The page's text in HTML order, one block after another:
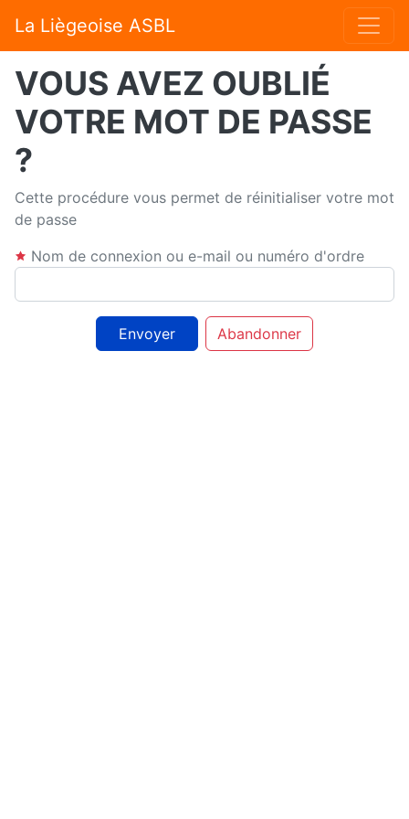
La Liègeoise ASBL
VOUS AVEZ OUBLIÉ
VOTRE MOT DE PASSE
?
Cette procédure vous permet de réinitialiser votre mot
de passe
Nom de connexion ou e-mail ou numéro d'ordre
Envoyer Abandonner